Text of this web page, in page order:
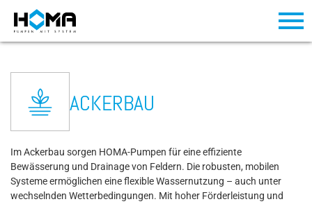
ACKERBAU
Im Ackerbau sorgen HOMA-Pumpen für eine effiziente
Bewässerung und Drainage von Feldern. Die robusten, mobilen
Systeme ermöglichen eine flexible Wassernutzung – auch unter
wechselnden Wetterbedingungen. Mit hoher Förderleistung und